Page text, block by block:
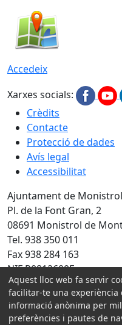
Accedeix
Xarxes socials:
Crèdits
Contacte
Protecció de dades
Avís legal
Accessibilitat
Ajuntament de
Pl. de la Font Gran, 2
08691 Monistrol de
Tel. 938 350 011
Fax 938 284 163
NIF P0812600E
Amb la col·laboració de:
Aquest lloc web fa servir
facilitar-te una
informació anònima per
preferències i pautes de